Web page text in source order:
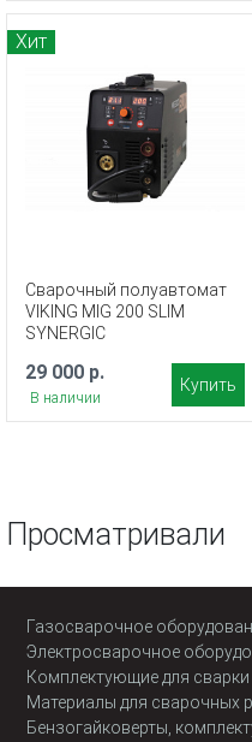
Хит
Сварочный полуавтомат
VIKING MIG 200 SLIM
SYNERGIC
29 000 р.
В наличии
Купить
Просматривали
Газосварочное
Электросварочное
Комплектующие для сварки
Материалы для сварочных
Бензогайковерты,